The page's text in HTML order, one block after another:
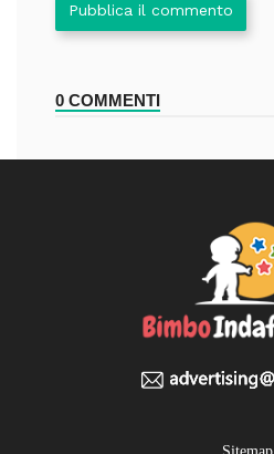
Pubblica il commento
0 COMMENTI